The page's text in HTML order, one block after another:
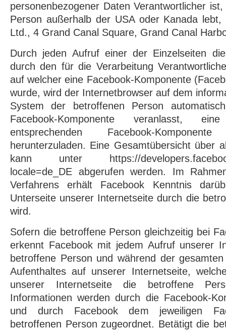
personenbezogener Daten Verantwortlicher
Person außerhalb der USA oder Kanada
Ltd., 4 Grand Canal Square, Grand Canal
Durch jeden Aufruf einer der Einzelseiten
durch den für die Verarbeitung
auf welcher eine Facebook-Komponente
wurde, wird der Internetbrowser auf dem
System der betroffenen Person
Facebook-Komponente veranlasst,
entsprechenden Facebook-
herunterzuladen. Eine Gesamtübersicht über
kann unter https://
locale=de_DE abgerufen werden. Im
Verfahrens erhält Facebook Kenntnis
Unterseite unserer Internetseite durch die
wird.
Sofern die betroffene Person gleichzeitig bei
erkennt Facebook mit jedem Aufruf unserer
betroffene Person und während der
Aufenthaltes auf unserer Internetseite,
unserer Internetseite die betroffene
Informationen werden durch die Facebook-
und durch Facebook dem jeweiligen
betroffenen Person zugeordnet. Betätigt die